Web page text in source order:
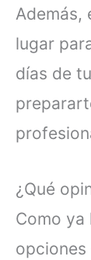
Además,
lugar
días de
¿Qué
Como ya